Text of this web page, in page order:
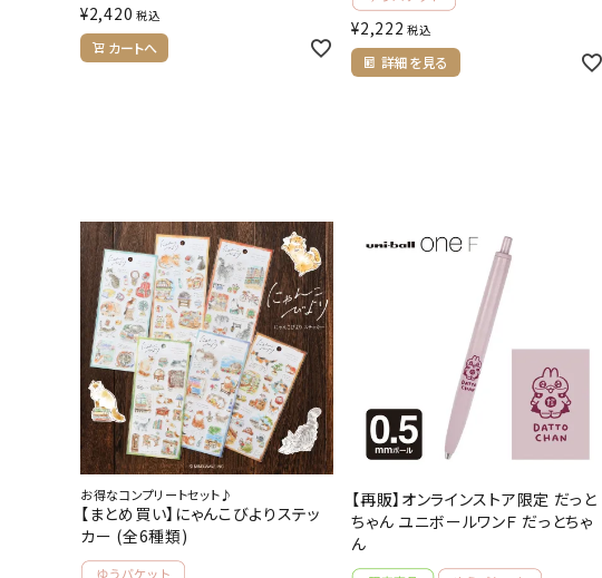
¥2,420 税込
カートへ
¥2,222 税込
詳細を見る
お得なコンプリートセット♪
【まとめ買い】にゃんこびよりステッ
カー (全6種類)
【再販】オンラインストア限定 だっと
ちゃん ユニボールワンＦ だっとちゃ
ん